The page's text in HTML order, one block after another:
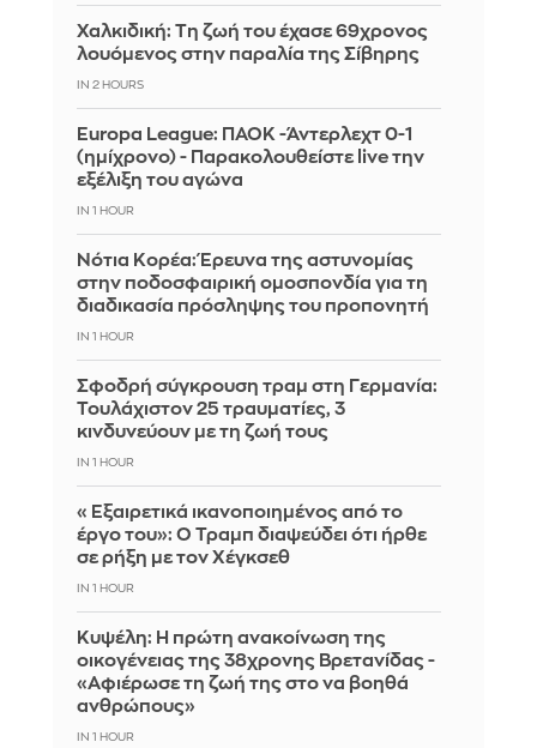
Χαλκιδική: Τη ζωή του έχασε 69χρονος
λουόμενος στην παραλία της Σίβηρης
IN 2 HOURS
Europa League: ΠΑΟΚ -Άντερλεχτ 0-1
(ημίχρονο) - Παρακολουθείστε live την
εξέλιξη του αγώνα
IN 1 HOUR
Νότια Κορέα: Έρευνα της αστυνομίας
στην ποδοσφαιρική ομοσπονδία για τη
διαδικασία πρόσληψης του προπονητή
IN 1 HOUR
Σφοδρή σύγκρουση τραμ στη Γερμανία:
Τουλάχιστον 25 τραυματίες, 3
κινδυνεύουν με τη ζωή τους
IN 1 HOUR
«Εξαιρετικά ικανοποιημένος από το
έργο του»: Ο Τραμπ διαψεύδει ότι ήρθε
σε ρήξη με τον Χέγκσεθ
IN 1 HOUR
Κυψέλη: Η πρώτη ανακοίνωση της
οικογένειας της 38χρονης Βρετανίδας -
«Αφιέρωσε τη ζωή της στο να βοηθά
ανθρώπους»
IN 1 HOUR